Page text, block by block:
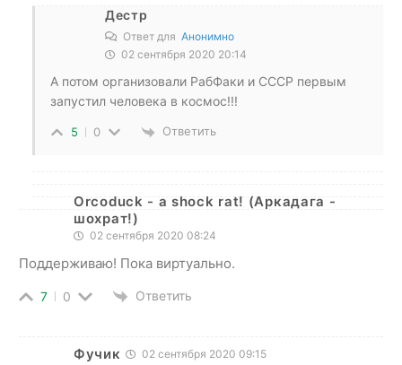
Дестр
Ответ для Анонимно
02 сентября 2020 20:14
А потом организовали РабФаки и СССР первым
запустил человека в космос!!!
5 0 Ответить
Orcoduck - a shock rat! (Аркадага -
шохрат!)
02 сентября 2020 08:24
Поддерживаю! Пока виртуально.
7 0 Ответить
Фучик 02 сентября 2020 09:15